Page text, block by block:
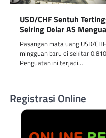
USD/CHF Sentuh
Seiring Dolar AS
Pasangan mata uang USD/
mingguan baru di sekitar
Penguatan ini terjadi…
Registrasi Online